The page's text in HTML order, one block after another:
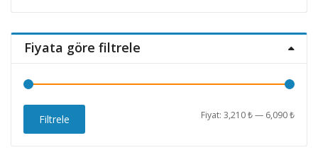
Fiyata göre filtrele
En
En
Filtrele Fiyat:3,210 ₺— 6,090 ₺